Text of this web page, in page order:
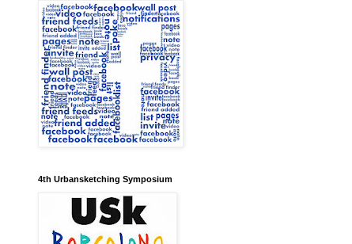
4th Urbansketching Symposium